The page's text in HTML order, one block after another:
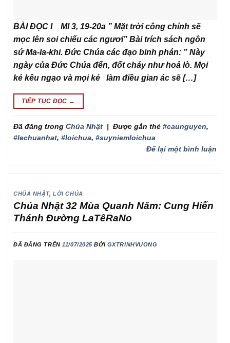
BÀI ĐỌC I Ml 3, 19-20a ” Mặt trời công chính sẽ
mọc lên soi chiếu các ngươi” Bài trích sách ngôn
sứ Ma-la-khi. Đức Chúa các đạo binh phán: ” Này
ngày của Đức Chúa đến, đốt cháy như hoả lò. Mọi
kẻ kêu ngạo và mọi kẻ làm điều gian ác sẽ […]
TIẾP TỤC ĐỌC →
Đã đăng trong Chúa Nhật | Được gắn thẻ #caunguyen,
#lechuanhat, #loichua, #suyniemloichua
Để lại một bình luận
CHÚA NHẬT,LỜI CHÚA
Chúa Nhật 32 Mùa Quanh Năm: Cung Hiến
Thánh Đường LaTêRaNo
ĐÃ ĐĂNG TRÊN11/07/2025 BỞI GXTRINHVUONG